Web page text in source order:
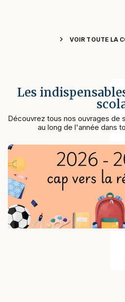
chevron_right VOIR TOUTE LA
Les
Découvrez tous nos ouvrages de
au long de l'année dans